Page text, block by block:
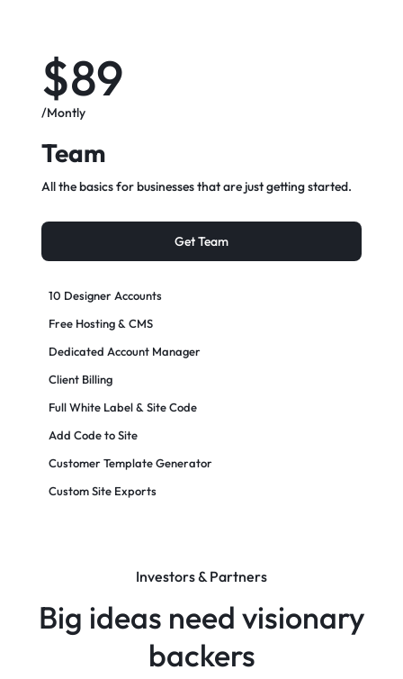
Team
All the basics for businesses that are just getting started.
$89
/Montly
10 Designer Accounts
Free Hosting & CMS
Dedicated Account Manager
Client Billing
Full White Label & Site Code
Add Code to Site
Customer Template Generator
Custom Site Exports​
Get Team
Investors & Partners
Big ideas need visionary
backers